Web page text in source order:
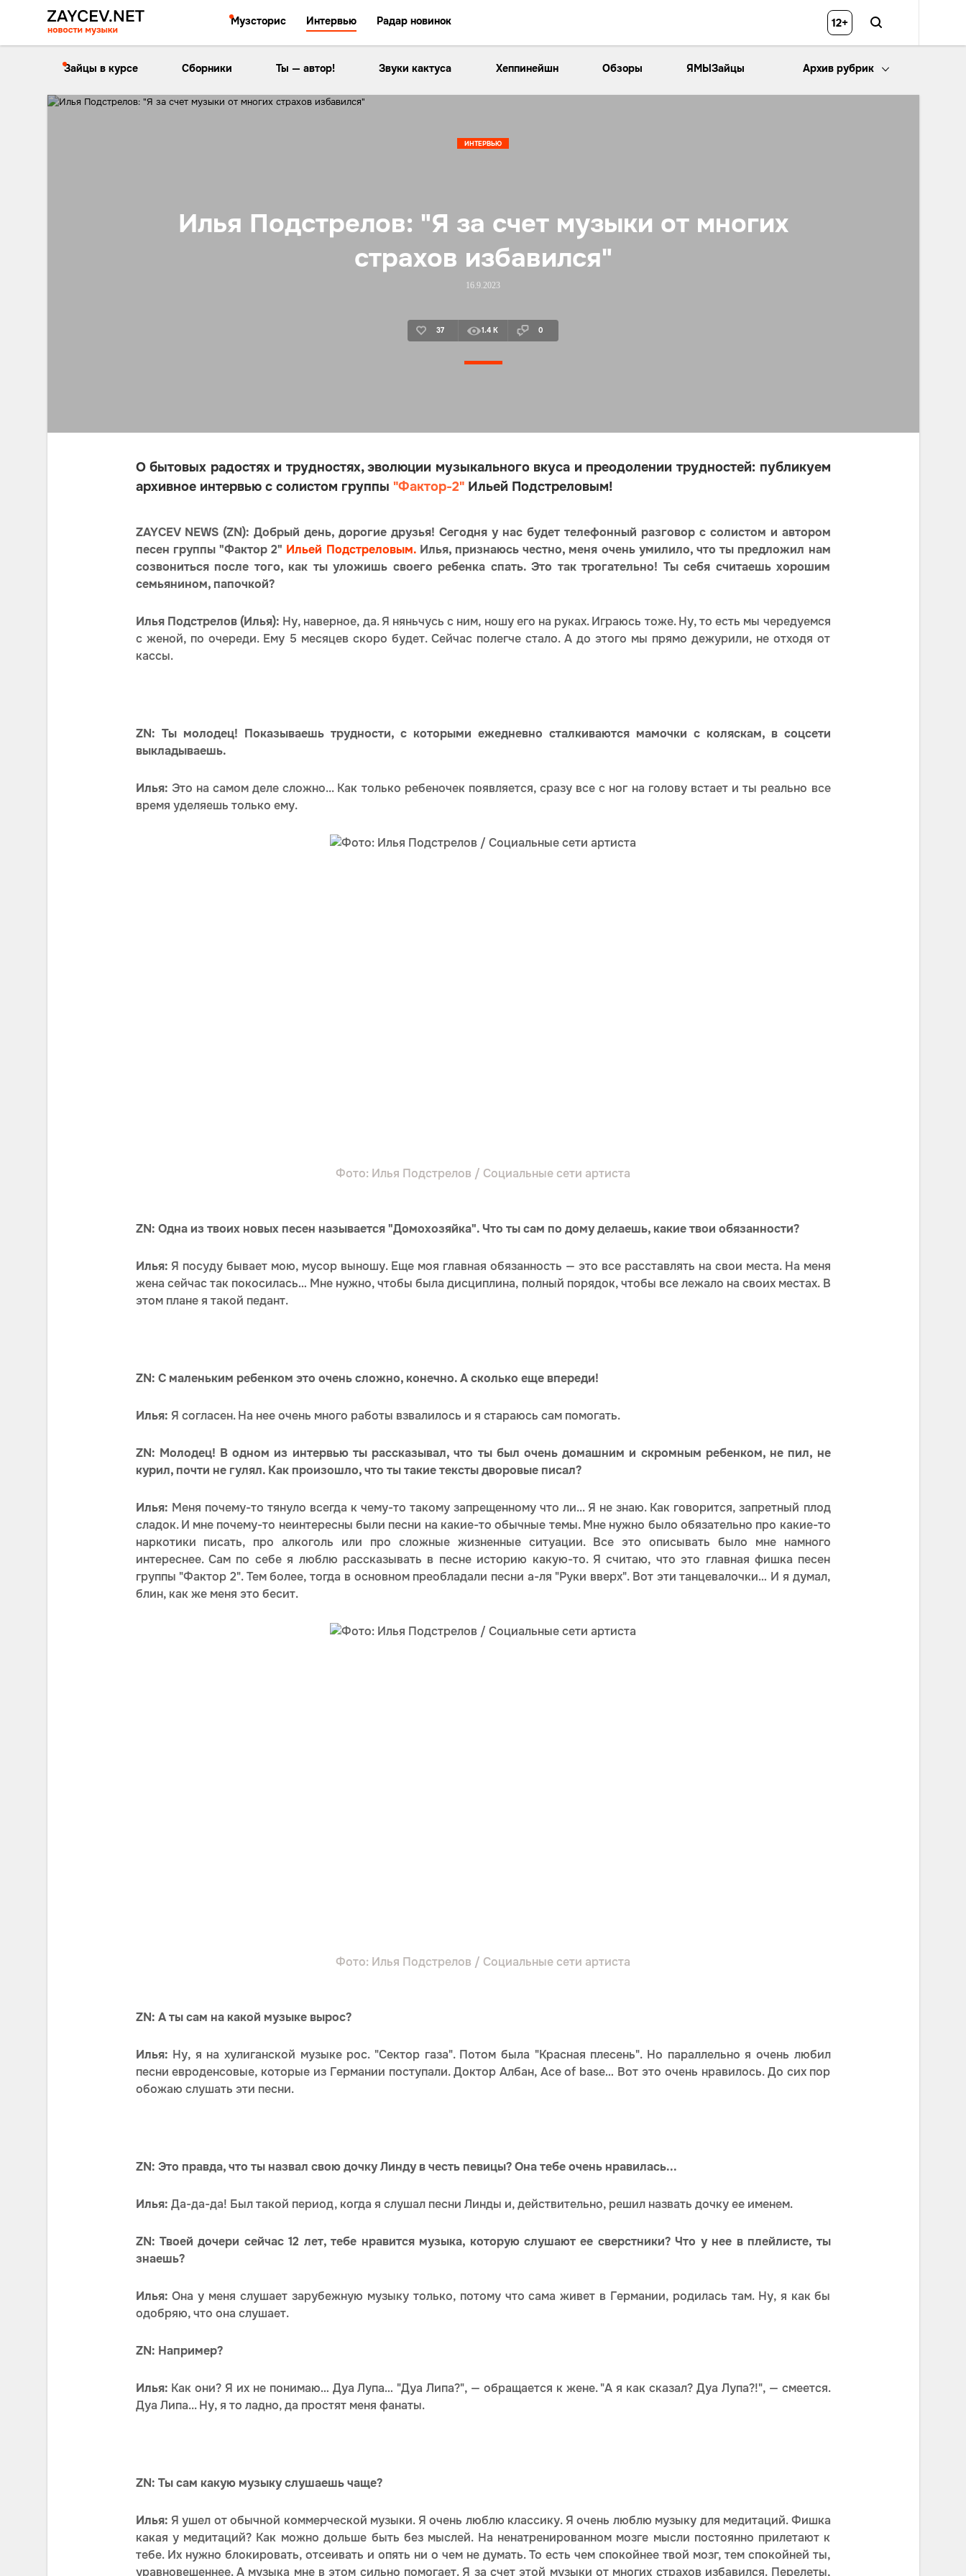
Музсторис Интервью Радар новинок 12+
Зайцы в курсе Сборники Ты — автор! Звуки кактуса Хеппинейшн Обзоры ЯМЫЗайцы Архив рубрик
Илья Подстрелов: "Я за счет музыки от многих
страхов избавился"
16.9.2023
37 1.4 K 0
ИНТЕРВЬЮ
О бытовых радостях и трудностях, эволюции музыкального вкуса и преодолении трудностей: публикуем
архивное интервью с солистом группы "Фактор-2"Ильей Подстреловым!
ZAYCEV NEWS (ZN): Добрый день, дорогие друзья! Сегодня у нас будет телефонный разговор с солистом и автором
песен группы "Фактор 2" Ильей Подстреловым.Илья, признаюсь честно, меня очень умилило, что ты предложил нам
созвониться после того, как ты уложишь своего ребенка спать. Это так трогательно! Ты себя считаешь хорошим
семьянином, папочкой?
Илья Подстрелов (Илья): Ну, наверное, да. Я няньчусь с ним, ношу его на руках. Играюсь тоже. Ну, то есть мы чередуемся
с женой, по очереди. Ему 5 месяцев скоро будет. Сейчас полегче стало. А до этого мы прямо дежурили, не отходя от
кассы.
ZN: Ты молодец! Показываешь трудности, с которыми ежедневно сталкиваются мамочки с коляскам, в соцсети
выкладываешь.
Илья: Это на самом деле сложно... Как только ребеночек появляется, сразу все с ног на голову встает и ты реально все
время уделяешь только ему.
Фото: Илья Подстрелов / Социальные сети артиста
ZN: Одна из твоих новых песен называется "Домохозяйка". Что ты сам по дому делаешь, какие твои обязанности?
Илья: Я посуду бывает мою, мусор выношу. Еще моя главная обязанность — это все расставлять на свои места. На меня
жена сейчас так покосилась… Мне нужно, чтобы была дисциплина, полный порядок, чтобы все лежало на своих местах. В
этом плане я такой педант.
ZN: С маленьким ребенком это очень сложно, конечно. А сколько еще впереди!
Илья: Я согласен. На нее очень много работы взвалилось и я стараюсь сам помогать.
ZN: Молодец! В одном из интервью ты рассказывал, что ты был очень домашним и скромным ребенком, не пил, не
курил, почти не гулял. Как произошло, что ты такие тексты дворовые писал?
Илья: Меня почему-то тянуло всегда к чему-то такому запрещенному что ли... Я не знаю. Как говорится, запретный плод
сладок. И мне почему-то неинтересны были песни на какие-то обычные темы. Мне нужно было обязательно про какие-то
наркотики писать, про алкоголь или про сложные жизненные ситуации. Все это описывать было мне намного
интереснее. Сам по себе я люблю рассказывать в песне историю какую-то. Я считаю, что это главная фишка песен
группы "Фактор 2". Тем более, тогда в основном преобладали песни а-ля "Руки вверх". Вот эти танцевалочки… И я думал,
блин, как же меня это бесит.
Фото: Илья Подстрелов / Социальные сети артиста
ZN: А ты сам на какой музыке вырос?
Илья: Ну, я на хулиганской музыке рос. "Сектор газа". Потом была "Красная плесень". Но параллельно я очень любил
песни евроденсовые, которые из Германии поступали. Доктор Албан, Ace of base… Вот это очень нравилось. До сих пор
обожаю слушать эти песни.
ZN: Это правда, что ты назвал свою дочку Линду в честь певицы? Она тебе очень нравилась...
Илья: Да-да-да! Был такой период, когда я слушал песни Линды и, действительно, решил назвать дочку ее именем.
ZN: Твоей дочери сейчас 12 лет, тебе нравится музыка, которую слушают ее сверстники? Что у нее в плейлисте, ты
знаешь?
Илья: Она у меня слушает зарубежную музыку только, потому что сама живет в Германии, родилась там. Ну, я как бы
одобряю, что она слушает.
ZN: Например?
Илья: Как они? Я их не понимаю… Дуа Лупа… "Дуа Липа?", — обращается к жене. "А я как сказал? Дуа Лупа?!", — смеется.
Дуа Липа... Ну, я то ладно, да простят меня фанаты.
ZN: Ты сам какую музыку слушаешь чаще?
Илья: Я ушел от обычной коммерческой музыки. Я очень люблю классику. Я очень люблю музыку для медитаций. Фишка
какая у медитаций? Как можно дольше быть без мыслей. На ненатренированном мозге мысли постоянно прилетают к
тебе. Их нужно блокировать, отсеивать и опять ни о чем не думать. То есть чем спокойнее твой мозг, тем спокойней ты,
уравновешеннее. А музыка мне в этом сильно помогает. Я за счет этой музыки от многих страхов избавился. Перелеты,